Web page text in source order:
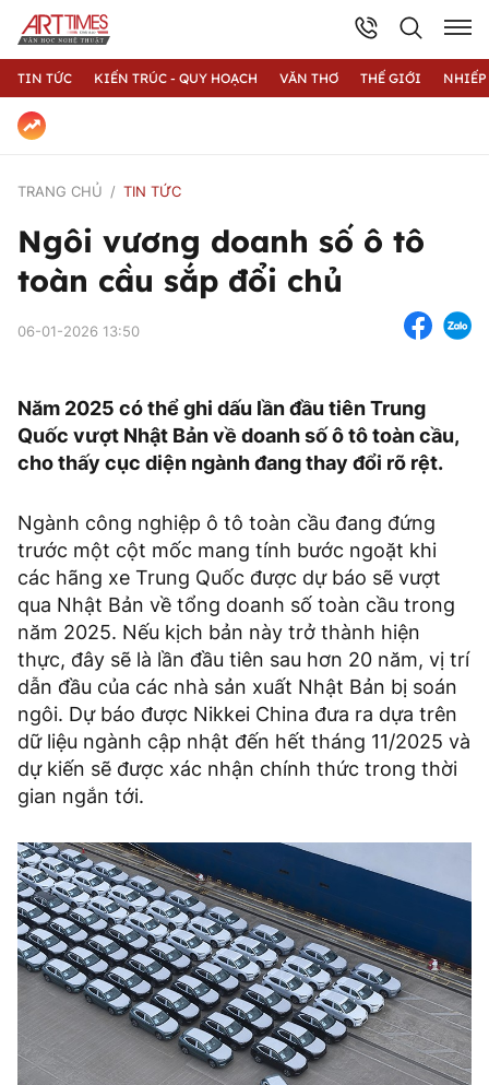
TIN TỨC KIẾN TRÚC - QUY HOẠCH VĂN THƠ THẾ GIỚI
TRANG CHỦ TIN TỨC
Ngôi vương doanh số ô tô
toàn cầu sắp đổi chủ
06-01-2026 13:50
Năm 2025 có thể ghi dấu lần đầu tiên Trung
Quốc vượt Nhật Bản về doanh số ô tô toàn cầu,
cho thấy cục diện ngành đang thay đổi rõ rệt.
Ngành công nghiệp ô tô toàn cầu đang đứng
trước một cột mốc mang tính bước ngoặt khi
các hãng xe Trung Quốc được dự báo sẽ vượt
qua Nhật Bản về tổng doanh số toàn cầu trong
năm 2025. Nếu kịch bản này trở thành hiện
thực, đây sẽ là lần đầu tiên sau hơn 20 năm, vị trí
dẫn đầu của các nhà sản xuất Nhật Bản bị soán
ngôi. Dự báo được Nikkei China đưa ra dựa trên
dữ liệu ngành cập nhật đến hết tháng 11/2025 và
dự kiến sẽ được xác nhận chính thức trong thời
gian ngắn tới.